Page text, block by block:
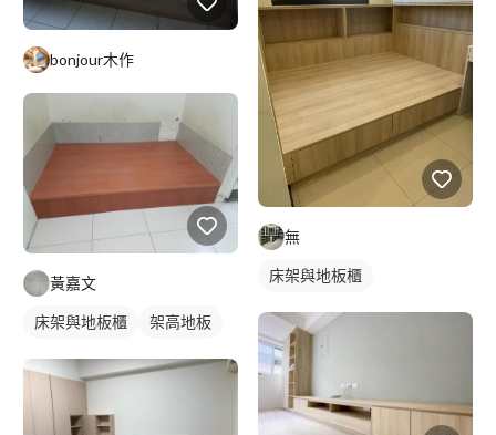
bonjour木作
黃嘉文
床架與地板櫃 架高地板
無
床架與地板櫃